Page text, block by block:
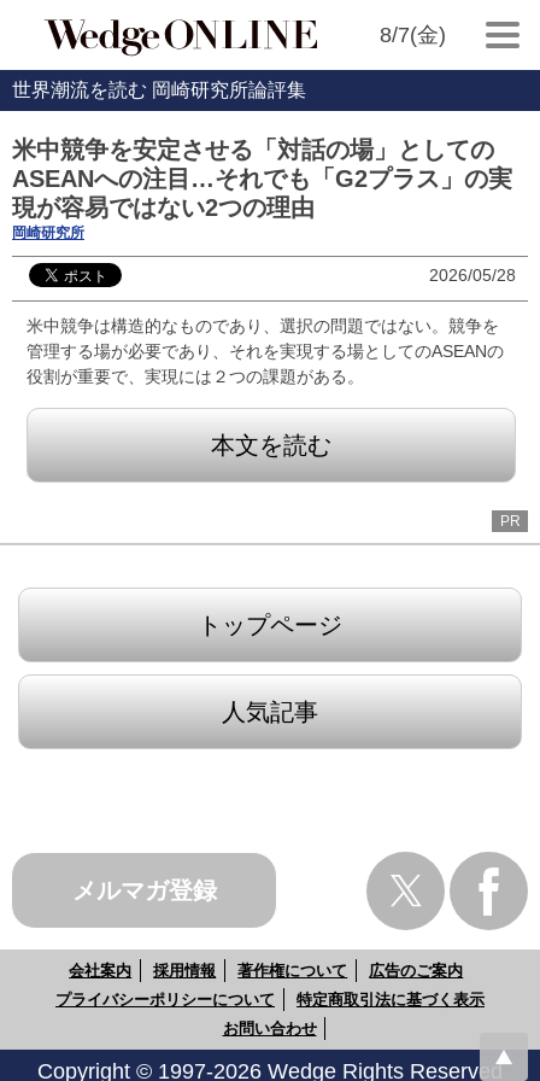
8/7(金)
世界潮流を読む 岡崎研究所論評集
米中競争を安定させる「対話の場」としての
ASEANへの注目…それでも「G2プラス」の実
現が容易ではない2つの理由
岡崎研究所
2026/05/28
米中競争は構造的なものであり、選択の問題ではない。競争を
管理する場が必要であり、それを実現する場としてのASEANの
役割が重要で、実現には２つの課題がある。
本文を読む
PR
トップページ
人気記事
メルマガ登録
会社案内 採用情報 著作権について
広告のご案内
プライバシーポリシーについて
特定商取引法に基づく表示
お問い合わせ
Copyright © 1997-2026 Wedge Rights Reserved